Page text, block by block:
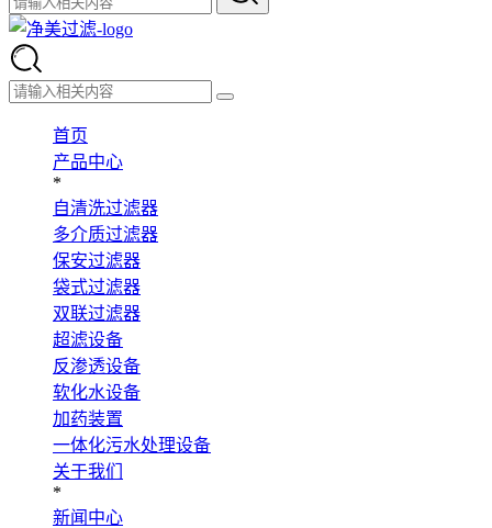
首页
产品中心
*
自清洗过滤器
多介质过滤器
保安过滤器
袋式过滤器
双联过滤器
超滤设备
反渗透设备
软化水设备
加药装置
一体化污水处理设备
关于我们
*
新闻中心